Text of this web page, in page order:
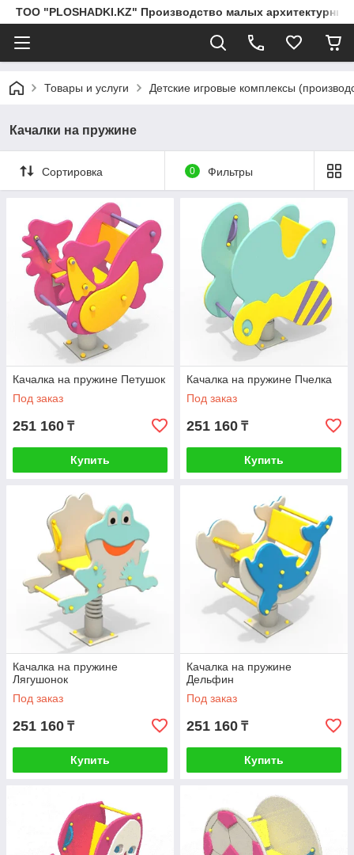
ТОО "PLOSHADKI.KZ" Производство малых
Товары и услуги Детские игровые комплексы
Качалки на пружине
Сортировка 0 Фильтры
Качалка на пружине Петушок
Под заказ
251 160 ₸
Купить
Качалка на пружине Пчелка
Под заказ
251 160 ₸
Купить
Качалка на пружине
Лягушонок
Под заказ
251 160 ₸
Купить
Качалка на пружине
Дельфин
Под заказ
251 160 ₸
Купить